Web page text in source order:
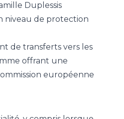
Duplessis
niveau de protection
de transferts vers les
offrant une
européenne